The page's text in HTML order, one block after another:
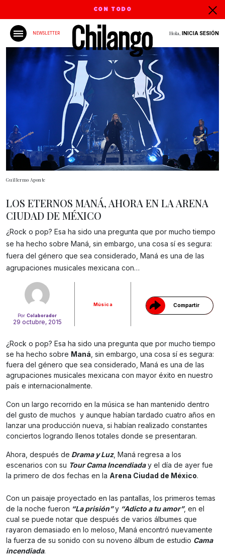
CON TODO
NEWSLETTER Hola, INICIA SESIÓN
Guillermo Aponte
PorColaborador
29 octubre, 2015
Música Compartir
Gracias!
LOS ETERNOS MANÁ, AHORA EN LA ARENA
CIUDAD DE MÉXICO
¿Rock o pop? Esa ha sido una pregunta que por mucho tiempo
se ha hecho sobre Maná, sin embargo, una cosa sí es segura:
fuera del género que sea considerado, Maná es una de las
agrupaciones musicales mexicana con…
¿Rock o pop? Esa ha sido una pregunta que por mucho tiempo
se ha hecho sobre Maná , sin embargo, una cosa sí es segura:
fuera del género que sea considerado, Maná es una de las
agrupaciones musicales mexicana con mayor éxito en nuestro
país e internacionalmente.
Con un largo recorrido en la música se han mantenido dentro
del gusto de muchos y aunque habían tardado cuatro años en
lanzar una producción nueva, si habían realizado constantes
conciertos logrando llenos totales donde se presentaran.
Ahora, después de Drama y Luz, Maná regresa a los
escenarios con su Tour Cama Incendiaday el día de ayer fue
la primero de dos fechas en la Arena Ciudad de México.
Con un paisaje proyectado en las pantallas, los primeros temas
de la noche fueron “La prisión”y “Adicto a tu amor”, en el
cual se puede notar que después de varios álbumes que
rayaron demasiado en lo meloso, Maná encontró nuevamente
la fuerza de su sonido con su noveno álbum de estudio Cama
incendiada.